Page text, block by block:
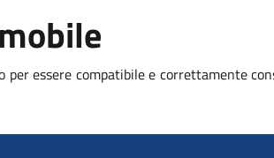
per essere compatibile e correttamente